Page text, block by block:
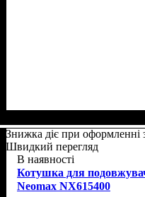
Знижка діє при оформленні
Швидкий перегляд
В наявності
Котушка для
Neomax NX615400